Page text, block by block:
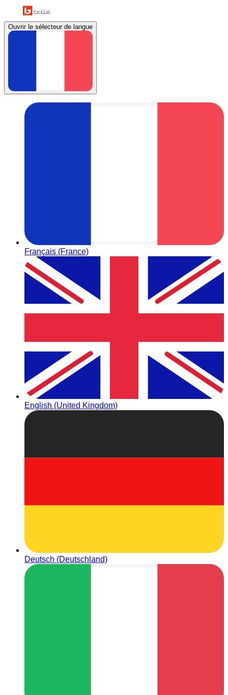
Ouvrir le sélecteur de langue
Français (France)
English (United Kingdom)
Deutsch (Deutschland)